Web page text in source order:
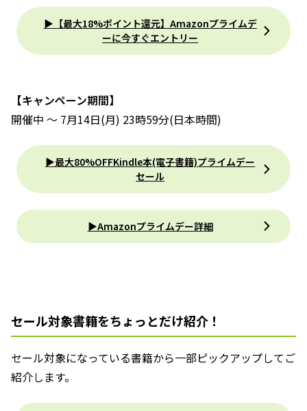
▶【最大18%ポイント還元】Amazonプライムデ
ーに今すぐエントリー
【キャンペーン期間】
開催中 ～ 7月14日(月) 23時59分(日本時間)
▶最大80%OFFKindle本(電子書籍)プライムデー
セール
▶Amazonプライムデー詳細
セール対象書籍をちょっとだけ紹介！
セール対象になっている書籍から一部ピックアップしてご
紹介します。